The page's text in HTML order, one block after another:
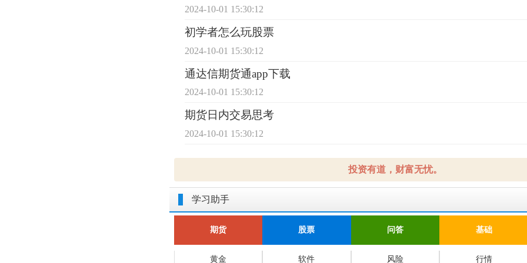
2024-10-01 15:30:12
初学者怎么玩股票
2024-10-01 15:30:12
通达信期货通app下载
2024-10-01 15:30:12
期货日内交易思考
2024-10-01 15:30:12
投资有道，财富无忧。
学习助手
期货 股票 问答 基础
黄金 软件 风险 行情